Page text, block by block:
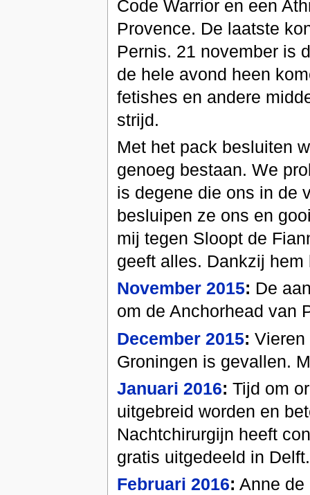
Code Warrior en een
Provence. De laatste
Pernis. 21 november is
de hele avond heen
fetishes en andere
strijd.
Met het pack besluiten
genoeg bestaan. We
is degene die ons in de
besluipen ze ons en
mij tegen Sloopt de
geeft alles. Dankzij
November 2015: De
om de Anchorhead van
December 2015: Vieren
Groningen is gevallen.
Januari 2016: Tijd om
uitgebreid worden en
Nachtchirurgijn heeft
gratis uitgedeeld in Delft.
Februari 2016: Anne de